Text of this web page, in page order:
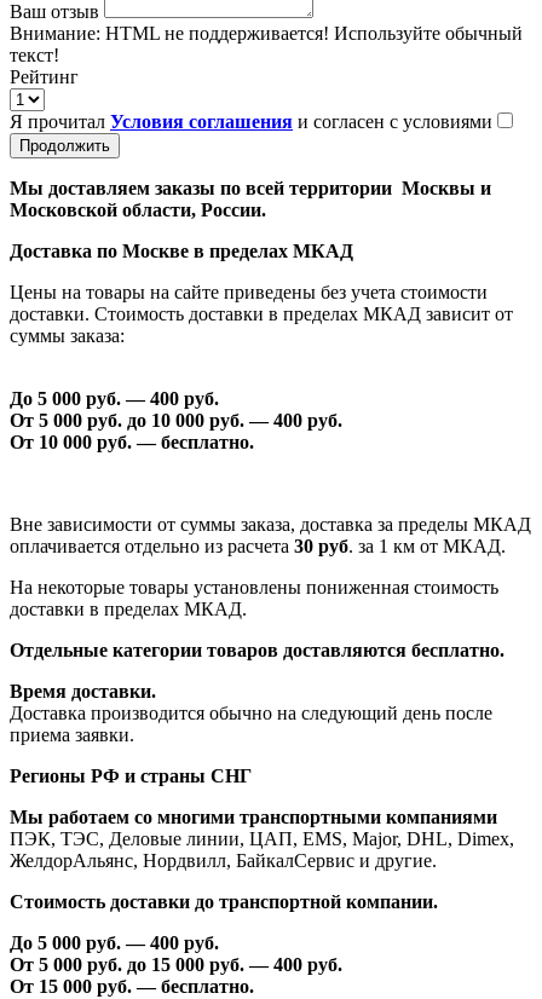
Ваш отзыв
Внимание: HTML не поддерживается! Используйте обычный
текст!
Рейтинг
Я прочитал Условия соглашения и согласен с условиями
Продолжить
Мы доставляем заказы по всей территории Москвы и
Московской области, России.
Доставка по Москве в пределах МКАД
Цены на товары на сайте приведены без учета стоимости
доставки. Стоимость доставки в пределах МКАД зависит от
суммы заказа:
До 5 000 руб. —400 руб.
От 5 000 руб. до 10 000 руб. —400 руб.
От 10 000 руб. — бесплатно.
Вне зависимости от суммы заказа, доставка за пределы МКАД
оплачивается отдельно из расчета 30 руб. за 1 км от МКАД.
На некоторые товары установлены пониженная стоимость
доставки в пределах МКАД.
Отдельные категории товаров доставляются бесплатно.
Время доставки.
Доставка производится обычно на следующий день после
приема заявки.
Регионы РФ и страны СНГ
Мы работаем со многими транспортными компаниями
ПЭК, ТЭС, Деловые линии, ЦАП, EMS, Major, DHL, Dimex,
ЖелдорАльянс, Нордвилл, БайкалСервис и другие.
Стоимость доставки до транспортной компании.
До 5 000 руб. —400 руб.
От 5 000 руб. до 15 000 руб. —400 руб.
От 15 000 руб. — бесплатно.